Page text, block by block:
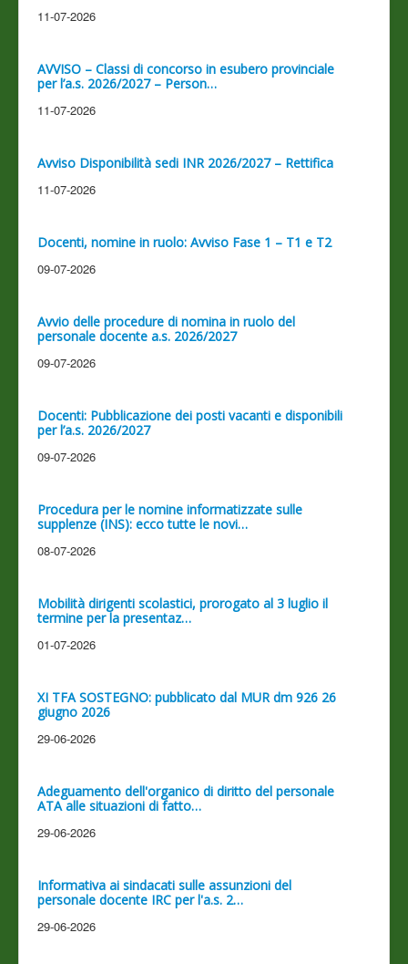
11-07-2026
AVVISO – Classi di concorso in esubero provinciale
per l’a.s. 2026/2027 – Person…
11-07-2026
Avviso Disponibilità sedi INR 2026/2027 – Rettifica
11-07-2026
Docenti, nomine in ruolo: Avviso Fase 1 – T1 e T2
09-07-2026
Avvio delle procedure di nomina in ruolo del
personale docente a.s. 2026/2027
09-07-2026
Docenti: Pubblicazione dei posti vacanti e disponibili
per l’a.s. 2026/2027
09-07-2026
Procedura per le nomine informatizzate sulle
supplenze (INS): ecco tutte le novi…
08-07-2026
Mobilità dirigenti scolastici, prorogato al 3 luglio il
termine per la presentaz…
01-07-2026
XI TFA SOSTEGNO: pubblicato dal MUR dm 926 26
giugno 2026
29-06-2026
Adeguamento dell'organico di diritto del personale
ATA alle situazioni di fatto…
29-06-2026
Informativa ai sindacati sulle assunzioni del
personale docente IRC per l'a.s. 2…
29-06-2026